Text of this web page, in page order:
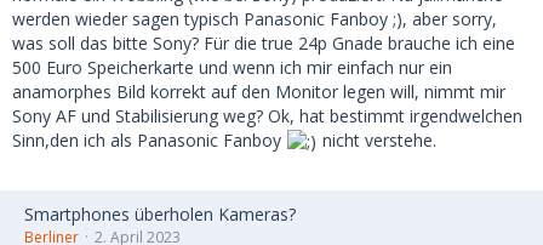
werden wieder sagen typisch Panasonic Fanboy ;), aber sorry,
was soll das bitte Sony? Für die true 24p Gnade brauche ich eine
500 Euro Speicherkarte und wenn ich mir einfach nur ein
anamorphes Bild korrekt auf den Monitor legen will, nimmt mir
Sony AF und Stabilisierung weg? Ok, hat bestimmt irgendwelchen
Sinn,den ich als Panasonic Fanboy
nicht verstehe.
Smartphones überholen Kameras?
Berliner 2. April 2023